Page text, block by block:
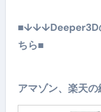
■↓↓↓Deeper3D
ちら■
アマゾン、楽天